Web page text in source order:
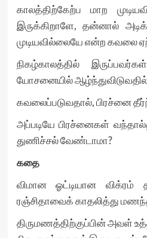
காலத்திற்கேற்ப மாற
இருக்கிறாளே, தன்னால்
முடியவில்லையே என்ற கவலை
நிகழ்காலத்தில்
யோசனையில்
கவலைப்படுவதால், பிரச்னை
அப்படியே பிரச்னைகள்
துணிச்சல் வேண்டாமா?
கதை
விமான ஓட்டியான விக்ரம்
ரஞ்சிதாவைக் காதலித்து
திருமணத்திற்குப்பின் அவள்